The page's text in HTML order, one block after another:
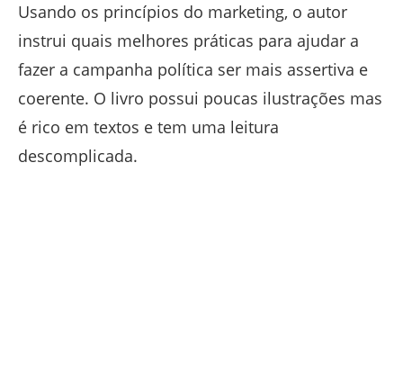
Usando os princípios do marketing, o autor
instrui quais melhores práticas para ajudar a
fazer a campanha política ser mais assertiva e
coerente. O livro possui poucas ilustrações mas
é rico em textos e tem uma leitura
descomplicada.